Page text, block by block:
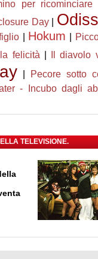
per ricominciare
Day|
| Hokum
felicità
Il diavolo
Pecore sotto
- Incubo dagli
TELEVISIONE.